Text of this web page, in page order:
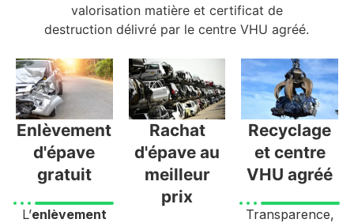
valorisation matière et certificat de
destruction délivré par le centre VHU agréé.
Enlèvement
d'épave
gratuit
L’enlèvement
Rachat
d'épave au
meilleur
prix
Recyclage
et centre
VHU agréé
Transparence,